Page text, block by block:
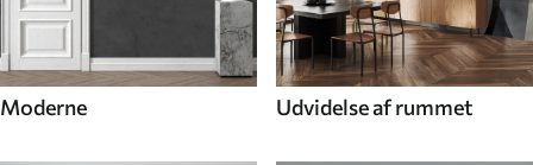
Moderne Udvidelse af rummet